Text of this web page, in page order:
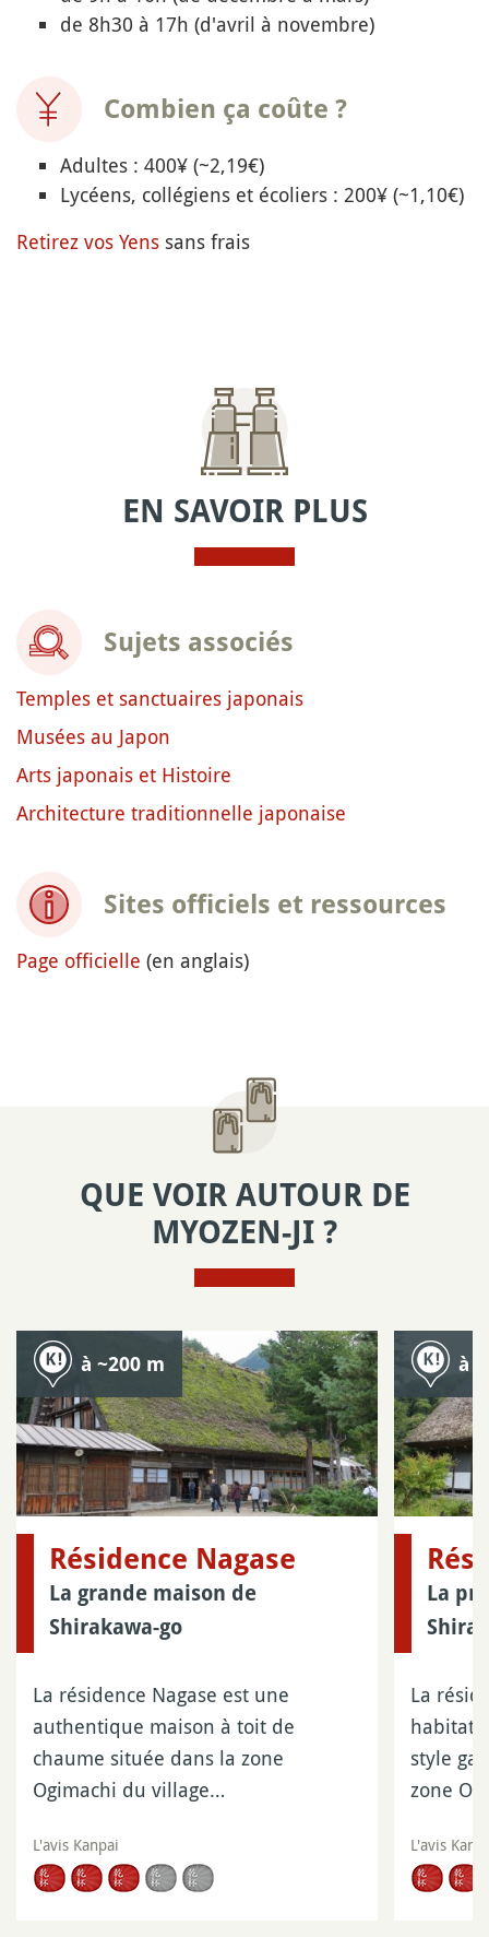
de 8h30 à 17h (d'avril à novembre)
Combien ça coûte ?
Adultes : 400¥ (~2,19€)
Lycéens, collégiens et écoliers : 200¥ (~1,10€)
Retirez vos Yens sans frais
EN SAVOIR PLUS
Sujets associés
Temples et sanctuaires japonais
Musées au Japon
Arts japonais et Histoire
Architecture traditionnelle japonaise
Sites officiels et ressources
Page officielle (en anglais)
QUE VOIR AUTOUR DE
MYOZEN-JI ?
à ~200 m
Résidence Nagase
La grande maison de
Shirakawa-go
La résidence Nagase est une
authentique maison à toit de
chaume située dans la zone
Ogimachi du village…
L'avis Kanpai
à
La
La
style
zone
L'avis